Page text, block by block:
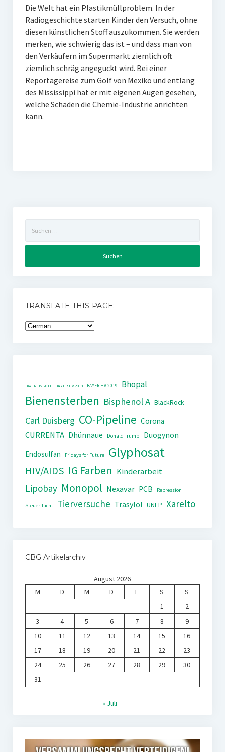
Die Welt hat ein Plastikmüllproblem. In der
Radiogeschichte starten Kinder den Versuch, ohne
diesen künstlichen Stoff auszukommen. Sie werden
merken, wie schwierig das ist – und dass man von
den Verkäufern im Supermarkt ziemlich oft
ziemlich schräg angeguckt wird. Bei einer
Reportagereise zum Golf von Mexiko und entlang
des Mississippi hat er mit eigenen Augen gesehen,
welche Schäden die Chemie-Industrie anrichten
kann.
nach:
TRANSLATE THIS PAGE:
BAYER HV 2011 BAYER HV 2018 BAYER HV 2019 Bhopal
Bienensterben Bisphenol A BlackRock
Carl Duisberg CO-Pipeline Corona
CURRENTA Dhünnaue Donald Trump
Duogynon
Endosulfan
Fridays for Future Glyphosat
HIV/AIDS IG Farben Kinderarbeit
Lipobay Monopol Nexavar PCB Repression
Steuerflucht Tierversuche Trasylol UNEP Xarelto
CBG Artikelarchiv
August 2026
M
D M D F S
S
1
2
3
4 5 6 7 8
9
10
11 12 13 14 15
16
17
18 19 20 21 22
23
24
25 26 27 28 29
30
31
« Juli